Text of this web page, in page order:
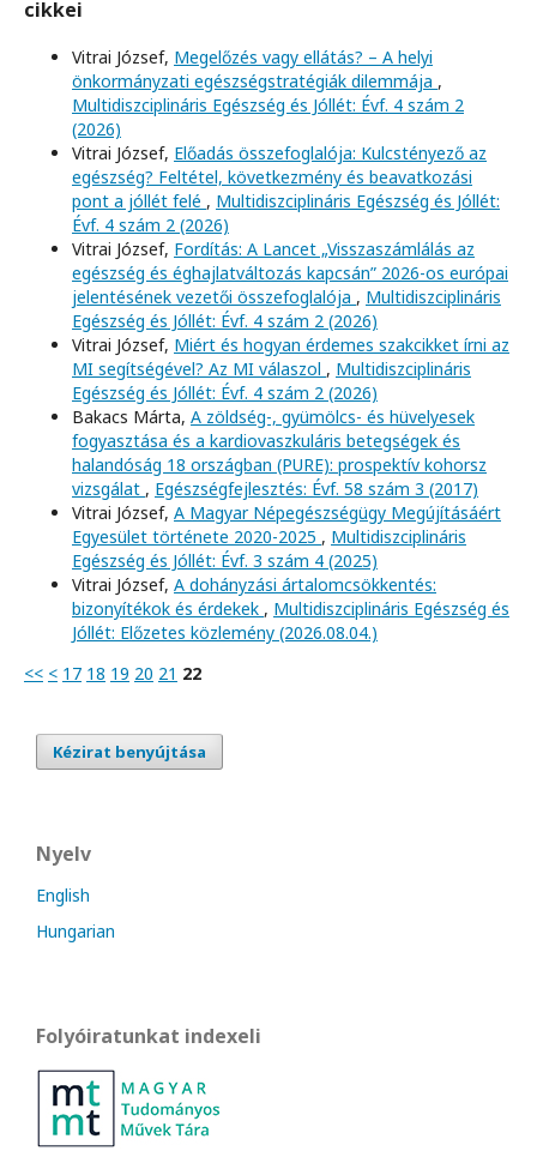
cikkei
Vitrai József, Megelőzés vagy ellátás? – A helyi
önkormányzati egészségstratégiák dilemmája ,
Multidiszciplináris Egészség és Jóllét: Évf. 4 szám 2
(2026)
Vitrai József, Előadás összefoglalója: Kulcstényező az
egészség? Feltétel, következmény és beavatkozási
pont a jóllét felé , Multidiszciplináris Egészség és Jóllét:
Évf. 4 szám 2 (2026)
Vitrai József, Fordítás: A Lancet „Visszaszámlálás az
egészség és éghajlatváltozás kapcsán” 2026-os európai
jelentésének vezetői összefoglalója , Multidiszciplináris
Egészség és Jóllét: Évf. 4 szám 2 (2026)
Vitrai József, Miért és hogyan érdemes szakcikket írni az
MI segítségével? Az MI válaszol , Multidiszciplináris
Egészség és Jóllét: Évf. 4 szám 2 (2026)
Bakacs Márta, A zöldség-, gyümölcs- és hüvelyesek
fogyasztása és a kardiovaszkuláris betegségek és
halandóság 18 országban (PURE): prospektív kohorsz
vizsgálat , Egészségfejlesztés: Évf. 58 szám 3 (2017)
Vitrai József, A Magyar Népegészségügy Megújításáért
Egyesület története 2020-2025 , Multidiszciplináris
Egészség és Jóllét: Évf. 3 szám 4 (2025)
Vitrai József, A dohányzási ártalomcsökkentés:
bizonyítékok és érdekek , Multidiszciplináris Egészség és
Jóllét: Előzetes közlemény (2026.08.04.)
<< < 17 18 19 20 21 22
Kézirat benyújtása
Nyelv
English
Hungarian
Folyóiratunkat indexeli